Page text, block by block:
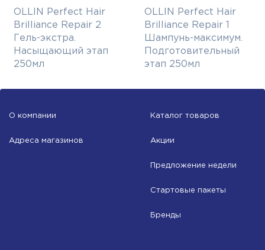
OLLIN Perfect Hair
Brilliance Repair 2
Гель-экстра.
Насыщающий этап
250мл
OLLIN Perfect Hair
Brilliance Repair 1
Шампунь-максимум.
Подготовительный
этап 250мл
О компании
Адреса магазинов
Каталог товаров
Акции
Предложение недели
Стартовые пакеты
Бренды